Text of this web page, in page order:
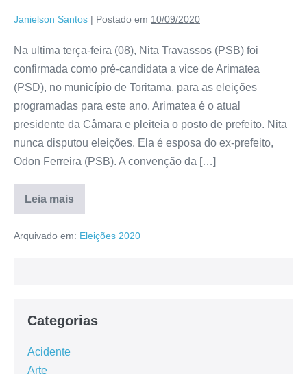
Janielson Santos | Postado em 10/09/2020
Na ultima terça-feira (08), Nita Travassos (PSB) foi
confirmada como pré-candidata a vice de Arimatea
(PSD), no município de Toritama, para as eleições
programadas para este ano. Arimatea é o atual
presidente da Câmara e pleiteia o posto de prefeito. Nita
nunca disputou eleições. Ela é esposa do ex-prefeito,
Odon Ferreira (PSB). A convenção da […]
Leia mais
Arquivado em: Eleições 2020
Categorias
Acidente
Arte